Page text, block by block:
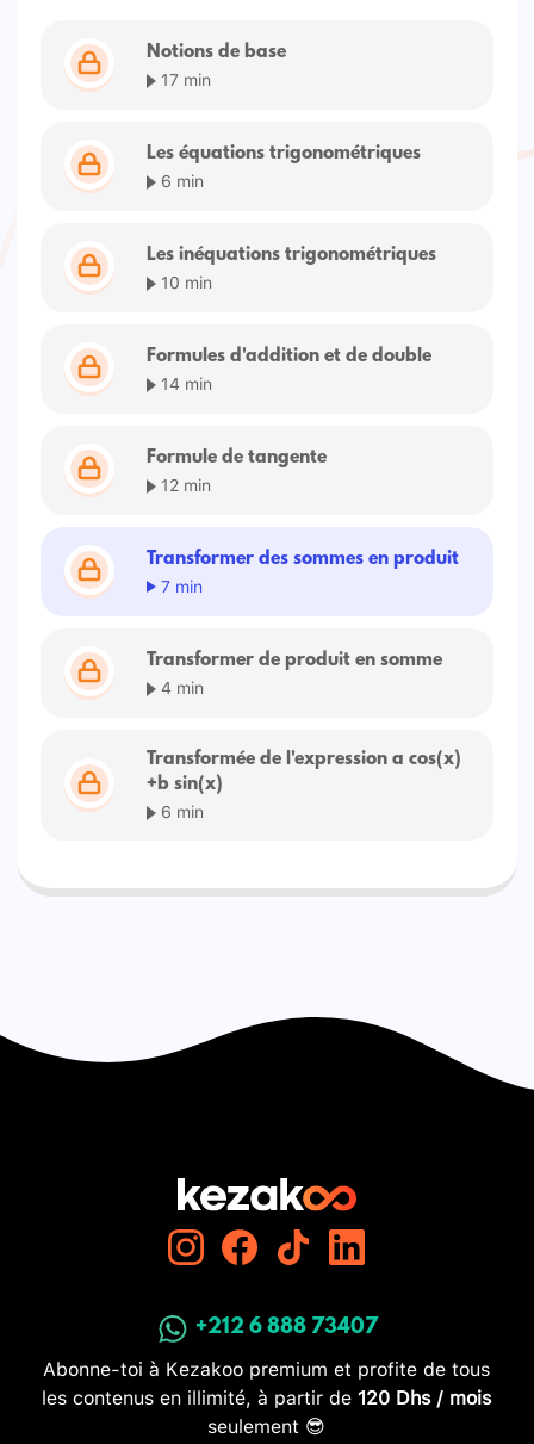
Notions de base
17 min
Les équations trigonométriques
6 min
Les inéquations trigonométriques
10 min
Formules d'addition et de double
14 min
Formule de tangente
12 min
Transformer des sommes en produit
7 min
Transformer de produit en somme
4 min
Transformée de l'expression a cos(x)
+b sin(x)
6 min
+212 6 888 73407
Abonne-toi à Kezakoo premium et profite de tous
les contenus en illimité, à partir de 120 Dhs / mois
seulement 😎